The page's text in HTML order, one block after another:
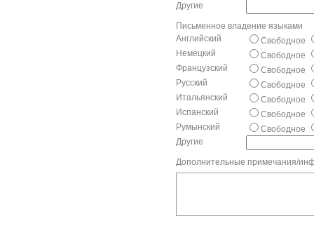
Другие
Письменное владение языками
Английский
Свободное
Немецкий
Свободное
Французский
Свободное
Русский
Свободное
Итальянский
Свободное
Испанский
Свободное
Румынский
Свободное
Другие
Дополнительные примечания/